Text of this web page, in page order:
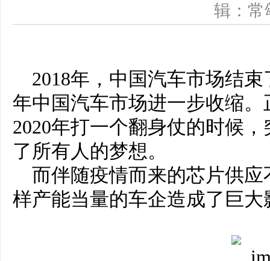
辑：
2018年，中国汽车市场结
年中国汽车市场进一步收缩
2020年打一个翻身仗的时候
了所有人的梦想。
而伴随疫情而来的芯片供
样产能当量的车企造成了巨大